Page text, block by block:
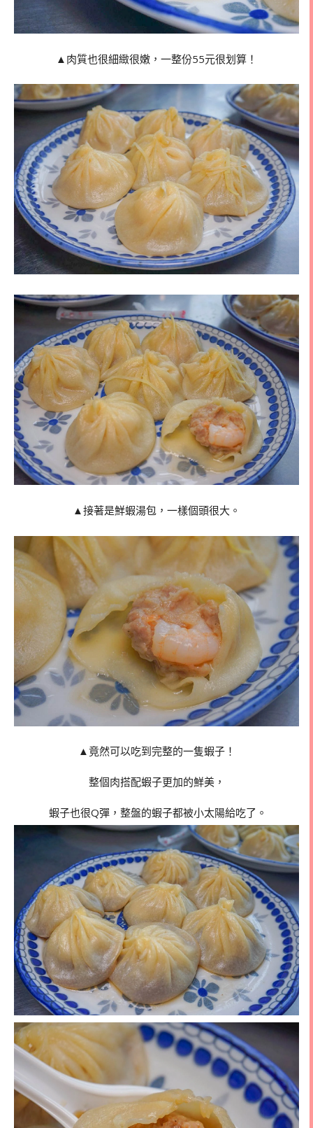
▲肉質也很細緻很嫩，一整份55元很划算！
▲接著是鮮蝦湯包，一樣個頭很大。
▲竟然可以吃到完整的一隻蝦子！
整個肉搭配蝦子更加的鮮美，
蝦子也很Q彈，整盤的蝦子都被小太陽給吃了。